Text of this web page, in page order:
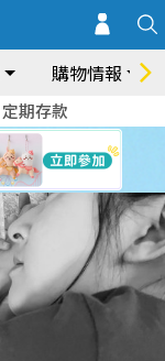
購物情報
定期存款